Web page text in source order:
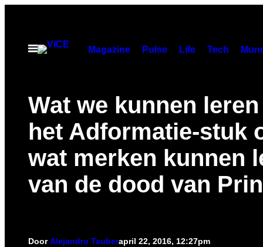
Open
Magazine Pulse Life Tech
​Wat we kunnen
het Adformatie-stuk
wat merken kunnen
van de dood van
DoorAlejandro Tauberapril 22, 2016, 12:27pm